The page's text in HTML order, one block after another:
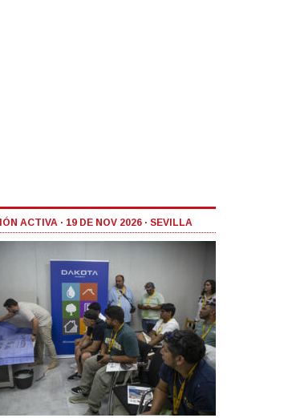
ACTIVA · 19 DE NOV 2026 · SEVILLA